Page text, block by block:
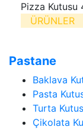
Pizza Kutusu
ÜRÜNLER
Pastane
Baklava
Pasta
Turta
Çikolata